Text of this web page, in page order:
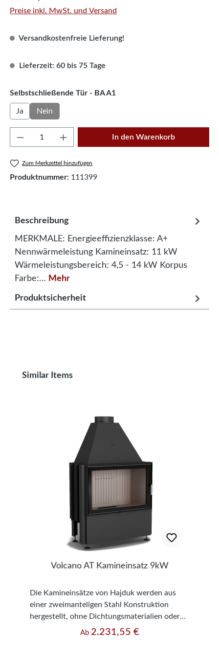
Preise inkl. MwSt. und Versand
Versandkostenfreie Lieferung!
Lieferzeit: 60 bis 75 Tage
Selbstschließende Tür - BA A1
Ja Nein
Produkt Anzahl: Gib den gewünschten
In den Warenkorb
Zum Merkzettel hinzufügen
Produktnummer: 111399
Beschreibung
MERKMALE: Energieeffizienzklasse: A+
Nennwärmeleistung Kamineinsatz: 11 kW
Wärmeleistungsbereich: 4,5 - 14 kW Korpus
Farbe:… Mehr
Produktsicherheit
Produktgalerie überspringen
Similar Items
Volcano AT Kamineinsatz 9kW
Die Kamineinsätze von Hajduk werden aus
einer zweimanteligen Stahl Konstruktion
hergestellt, ohne Dichtungsmaterialien oder
Schrauben, alles wird fest miteinander
Regulärer Preis:
Ab 2.231,55 €